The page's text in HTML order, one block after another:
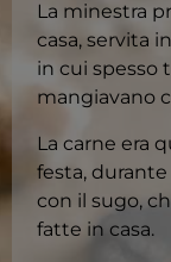
La minestra
casa, servita
in cui spesso
mangiavano
La carne era
festa,
con il sugo,
fatte in casa.